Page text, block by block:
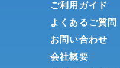
ご利用ガイド
よくあるご質問
お問い合わせ
会社概要